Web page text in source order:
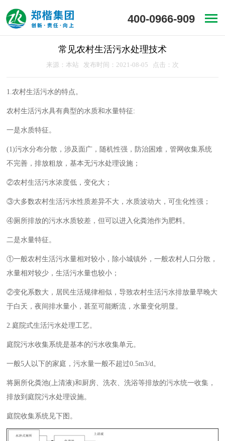
400-0966-909
常见农村生活污水处理技术
来源：本站 发布时间：2021-08-05 点击： 次
1.农村生活污水的特点。
农村生活污水具有典型的水质和水量特征:
一是水质特征。
(1)污水分布分散，涉及面广，随机性强，防治困难，管网收集系统
不完善，排放粗放，基本无污水处理设施；
②农村生活污水浓度低，变化大；
③大多数农村生活污水性质差异不大，水质波动大，可生化性强；
④厕所排放的污水水质较差，但可以进入化粪池作为肥料。
二是水量特征。
①一般农村生活污水量相对较小，除小城镇外，一般农村人口分散，
水量相对较少，生活污水量也较小；
②变化系数大，居民生活规律相似，导致农村生活污水排放量早晚大
于白天，夜间排水量小，甚至可能断流，水量变化明显。
2.庭院式生活污水处理工艺。
庭院污水收集系统是基本的污水收集单元。
一般5人以下的家庭，污水量一般不超过0.5m3/d。
将厕所化粪池(上清液)和厨房、洗衣、洗浴等排放的污水统一收集，
排放到庭院污水处理设施。
庭院收集系统见下图。